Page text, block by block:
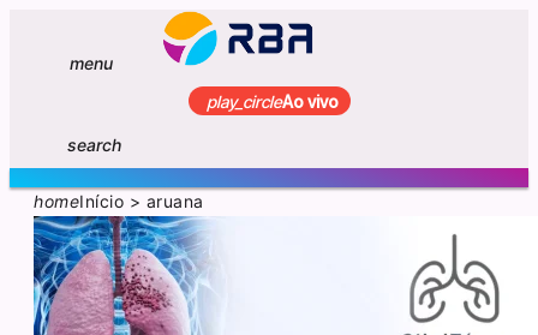
menu
play_circleAo vivo
search
homeInício > aruana